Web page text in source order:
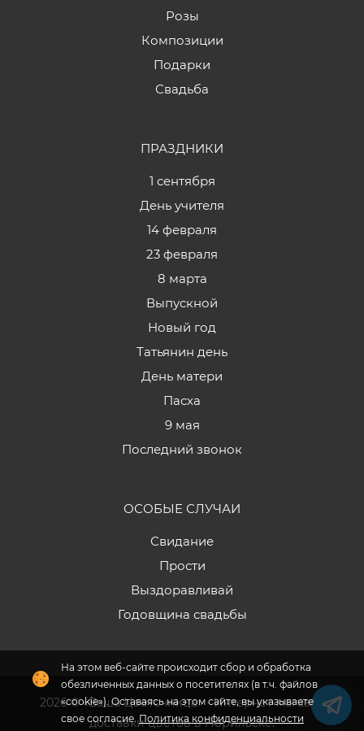
На этом веб-сайте происходит сбор и обработка
обезличенных данных о посетителях (в т.ч. файлов
«cookie»). Оставаясь на этом сайте, вы указываете
свое согласие.Политика конфиденциальности
Розы
Композиции
Подарки
Свадьба
ПРАЗДНИКИ
1 сентября
День учителя
14 февраля
23 февраля
8 марта
Выпускной
Новый год
Татьянин день
День матери
Пасха
9 мая
Последний звонок
ОСОБЫЕ СЛУЧАИ
Свидание
Прости
Выздоравливай
Годовщина свадьбы
2026 © «Ваша Цветочница» - Интернет-магазин
доставки цветов в Норильске.